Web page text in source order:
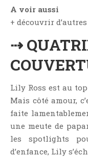
Biographie Fictionnelle
C'est Lundi, Que
Chick-Lit
Comédie
Contemporain
Coup De Coeur
A voir aussi
+ découvrir
⇢
Lily Ross est au
Mais côté amour,
faite
une meute de
les spotlights
d’enfance, Lily